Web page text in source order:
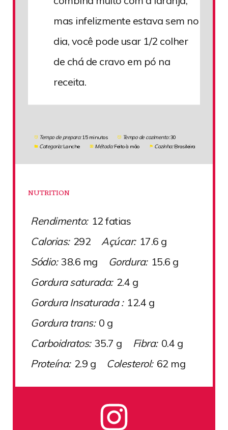
mas infelizmente estava sem no
dia, você pode usar 1/2 colher
de chá de cravo em pó na
receita.
Tempo de preparo: 15 minutos Tempo de cozimento: 30
Categoria: Lanche Método: Feito à mão Cozinha: Brasileira
NUTRITION
Rendimento: 12 fatias
Calorias: 292 Açúcar: 17.6 g
Sódio: 38.6 mg Gordura: 15.6 g
Gordura saturada: 2.4 g
Gordura Insaturada : 12.4 g
Gordura trans: 0 g
Carboidratos: 35.7 g Fibra: 0.4 g
Proteína: 2.9 g Colesterol: 62 mg